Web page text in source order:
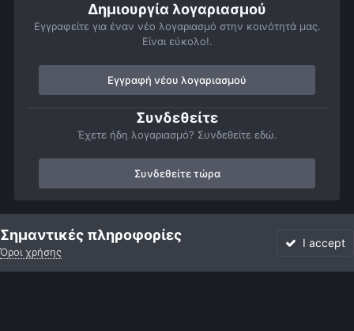
Δημιουργία λογαριασμού
Εγγραφείτε για έναν νέο λογαριασμό στην κοινότητά μας.
Είναι εύκολο!.
Εγγραφή νέου λογαριασμού
Συνδεθείτε
Έχετε ήδη λογαριασμό? Συνδεθείτε εδώ.
Συνδεθείτε τώρα
Αρχή Αστροφωτογραφίες Σελήνη
Σημαντικές πληροφορίες
Όροι χρήσης
I accept
Forum